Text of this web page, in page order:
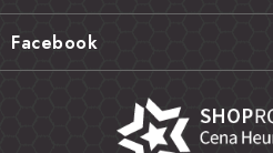
e
Vrátenie tovaru, výmena a reklamácie
Najčastejšie otázky FAQ
Hodnotenie obchodu
Obchodné podmienky
Náš príbeh
Kamenná predajňa
Facebook